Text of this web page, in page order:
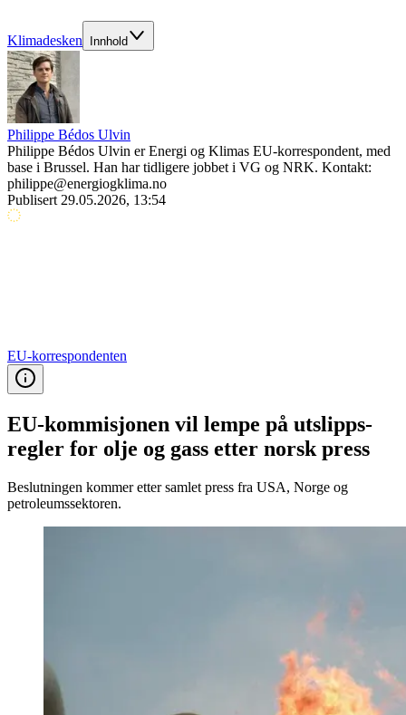
Klimadesken Innhold
Philippe Bédos Ulvin
Philippe Bédos Ulvin er Energi og Klimas EU-korrespondent, med
base i Brussel. Han har tidligere jobbet i VG og NRK. Kontakt:
philippe@energiogklima.no
Publisert 29.05.2026, 13:54
EU-korrespondenten
EU-kommi­sjonen vil lempe på utslipps­
regler for olje og gass etter norsk press
Beslutningen kommer etter samlet press fra USA, Norge og
petroleumssektoren.